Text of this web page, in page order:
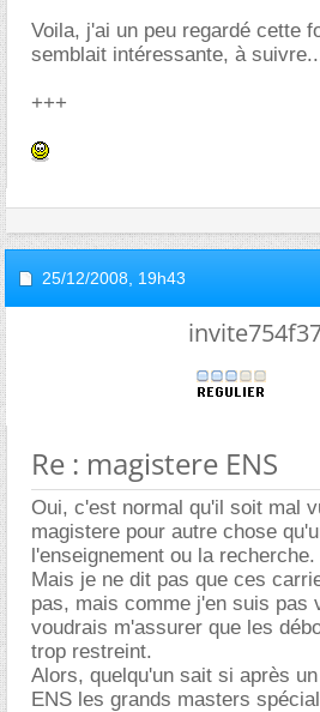
Voila, j'ai un peu regardé cette
semblait intéressante, à
+++
25/12/2008, 19h43
Re : magistere ENS
Oui, c'est normal qu'il soit mal
magistere pour autre chose
l'enseignement ou la recherche.
Mais je ne dit pas que ces
pas, mais comme j'en suis pas
voudrais m'assurer que les
trop restreint.
Alors, quelqu'un sait si après
ENS les grands masters